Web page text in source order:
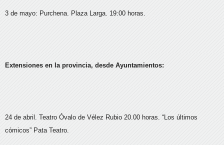
3 de mayo: Purchena. Plaza Larga. 19:00 horas.
Extensiones en la provincia, desde Ayuntamientos:
24 de abril. Teatro Óvalo de Vélez Rubio 20.00 horas. “Los últimos
cómicos” Pata Teatro.